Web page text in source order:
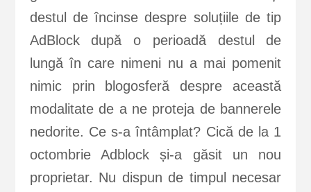
destul de încinse despre soluțiile de tip
AdBlock după o perioadă destul de
lungă în care nimeni nu a mai pomenit
nimic prin blogosferă despre această
modalitate de a ne proteja de bannerele
nedorite. Ce s-a întâmplat? Cică de la 1
octombrie Adblock și-a găsit un nou
proprietar. Nu dispun de timpul necesar